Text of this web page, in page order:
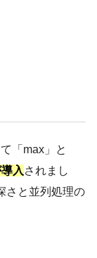
「max」と
入 されまし
さと並列処理の